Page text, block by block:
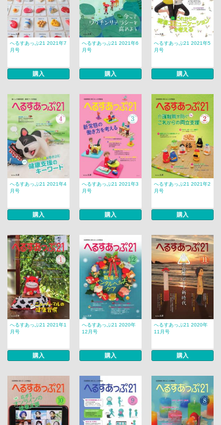
へるすあっぷ21 2021年7
月号
購入
へるすあっぷ21 2021年6
月号
購入
へるすあっぷ21 2021年5
月号
購入
へるすあっぷ21 2021年4
月号
購入
へるすあっぷ21 2021年3
月号
購入
へるすあっぷ21 2021年2
月号
購入
へるすあっぷ21 2021年1
月号
購入
へるすあっぷ21 2020年
12月号
購入
へるすあっぷ21 2020年
11月号
購入